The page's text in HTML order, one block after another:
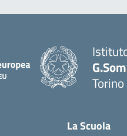
Torino
La Scuola